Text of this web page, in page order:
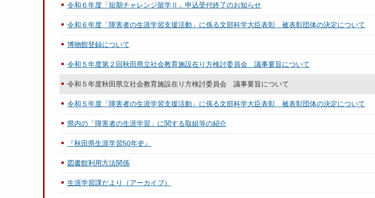
令和６年度「短期チャレンジ留学Ⅱ」申込受付終了のお知らせ
令和６年度「障害者の生涯学習支援活動」に係る文部科学大臣表彰 被表彰団体の決定について
博物館登録について
令和５年度第２回秋田県立社会教育施設在り方検討委員会 議事要旨について
令和５年度秋田県立社会教育施設在り方検討委員会 議事要旨について
令和５年度「障害者の生涯学習支援活動」に係る文部科学大臣表彰 被表彰団体の決定について
県内の「障害者の生涯学習」に関する取組等の紹介
『秋田県生涯学習50年史』
図書館利用方法関係
生涯学習課だより（アーカイブ）